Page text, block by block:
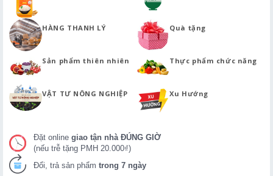
HÀNG THANH LÝ Quà tặng
Sản phẩm thiên nhiên Thực phẩm chức năng
VẬT TƯ NÔNG NGHIỆP Xu Hướng
Đặt online giao tận nhà ĐÚNG GIỜ
(nếu trễ tặng PMH 20.000₫)
Đổi, trả sản phẩm trong 7 ngày